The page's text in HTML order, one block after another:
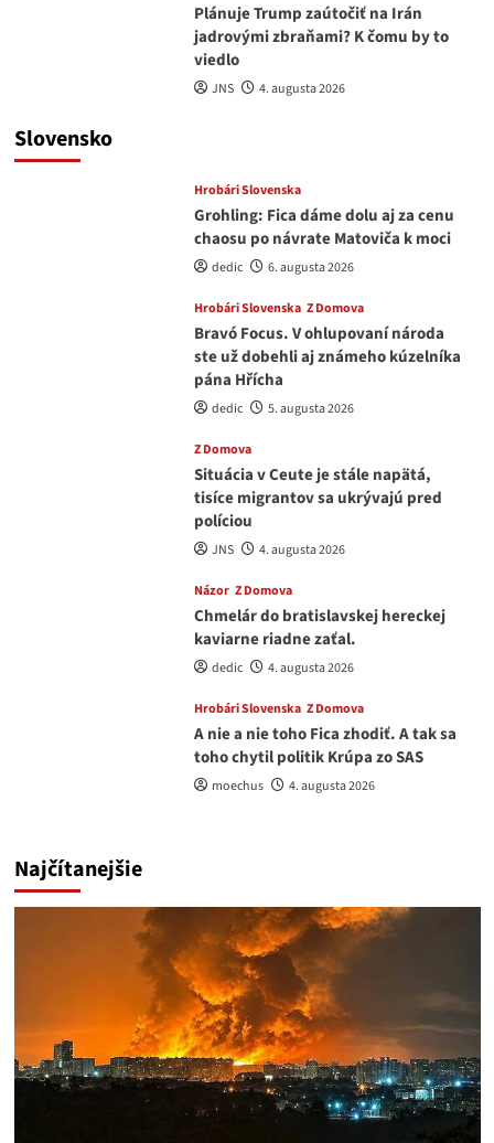
Plánuje Trump zaútočiť na Irán
jadrovými zbraňami? K čomu by to
viedlo
JNS 4. augusta 2026
Slovensko
Hrobári Slovenska
Grohling: Fica dáme dolu aj za cenu
chaosu po návrate Matoviča k moci
dedic 6. augusta 2026
Hrobári Slovenska Z Domova
Bravó Focus. V ohlupovaní národa
ste už dobehli aj známeho kúzelníka
pána Hřícha
dedic 5. augusta 2026
Z Domova
Situácia v Ceute je stále napätá,
tisíce migrantov sa ukrývajú pred
políciou
JNS 4. augusta 2026
Názor Z Domova
Chmelár do bratislavskej hereckej
kaviarne riadne zaťal.
dedic 4. augusta 2026
Hrobári Slovenska Z Domova
A nie a nie toho Fica zhodiť. A tak sa
toho chytil politik Krúpa zo SAS
moechus 4. augusta 2026
Najčítanejšie